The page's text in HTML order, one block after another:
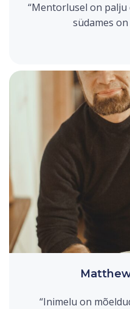
“Mentorlusel on palju
südames
“Inimelu on